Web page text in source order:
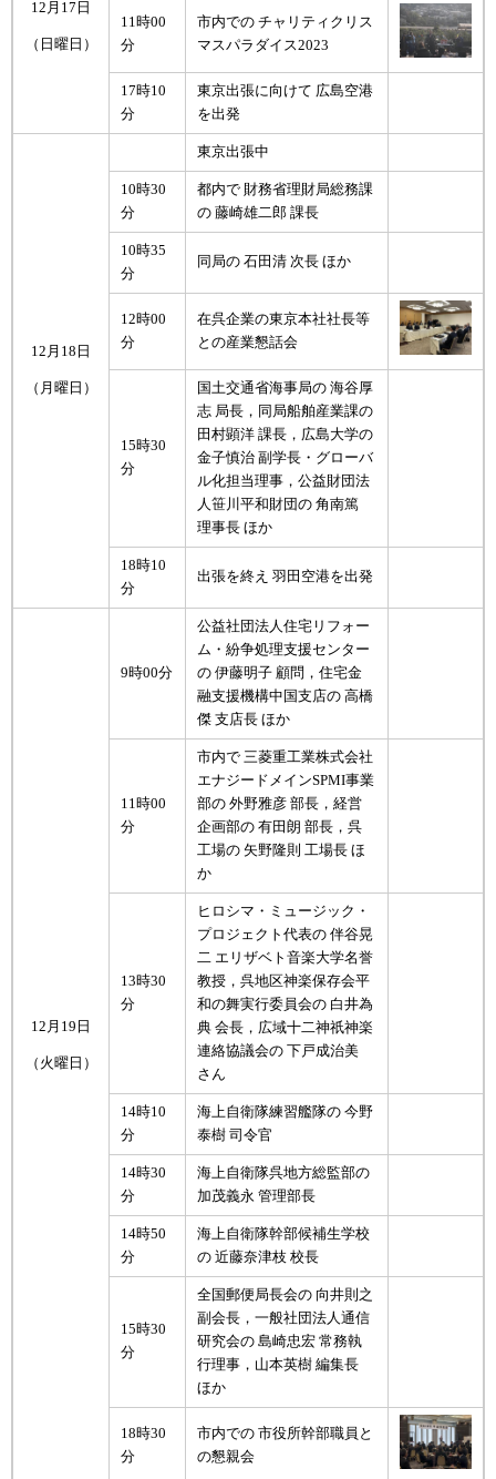
12月17日
（日曜日）
11時00
分
市内での チャリティクリス
マスパラダイス2023
17時10
分
東京出張に向けて 広島空港
を出発
12月18日
（月曜日）
東京出張中
10時30
分
都内で 財務省理財局総務課
の 藤崎雄二郎 課長
10時35
分
同局の 石田清 次長 ほか
12時00
分
在呉企業の東京本社社長等
との産業懇話会
15時30
分
国土交通省海事局の 海谷厚
志 局長，同局船舶産業課の
田村顕洋 課長，広島大学の
金子慎治 副学長・グローバ
ル化担当理事，公益財団法
人笹川平和財団の 角南篤
理事長 ほか
18時10
分
出張を終え 羽田空港を出発
12月19日
（火曜日）
9時00分
公益社団法人住宅リフォー
ム・紛争処理支援センター
の 伊藤明子 顧問，住宅金
融支援機構中国支店の 高橋
傑 支店長 ほか
11時00
分
市内で 三菱重工業株式会社
エナジードメインSPMI事業
部の 外野雅彦 部長，経営
企画部の 有田朗 部長，呉
工場の 矢野隆則 工場長 ほ
か
13時30
分
ヒロシマ・ミュージック・
プロジェクト代表の 伴谷晃
二 エリザベト音楽大学名誉
教授，呉地区神楽保存会平
和の舞実行委員会の 白井為
典 会長，広域十二神祇神楽
連絡協議会の 下戸成治美
さん
14時10
分
海上自衛隊練習艦隊の 今野
泰樹 司令官
14時30
分
海上自衛隊呉地方総監部の
加茂義永 管理部長
14時50
分
海上自衛隊幹部候補生学校
の 近藤奈津枝 校長
15時30
分
全国郵便局長会の 向井則之
副会長，一般社団法人通信
研究会の 島崎忠宏 常務執
行理事，山本英樹 編集長
ほか
18時30
分
市内での 市役所幹部職員と
の懇親会